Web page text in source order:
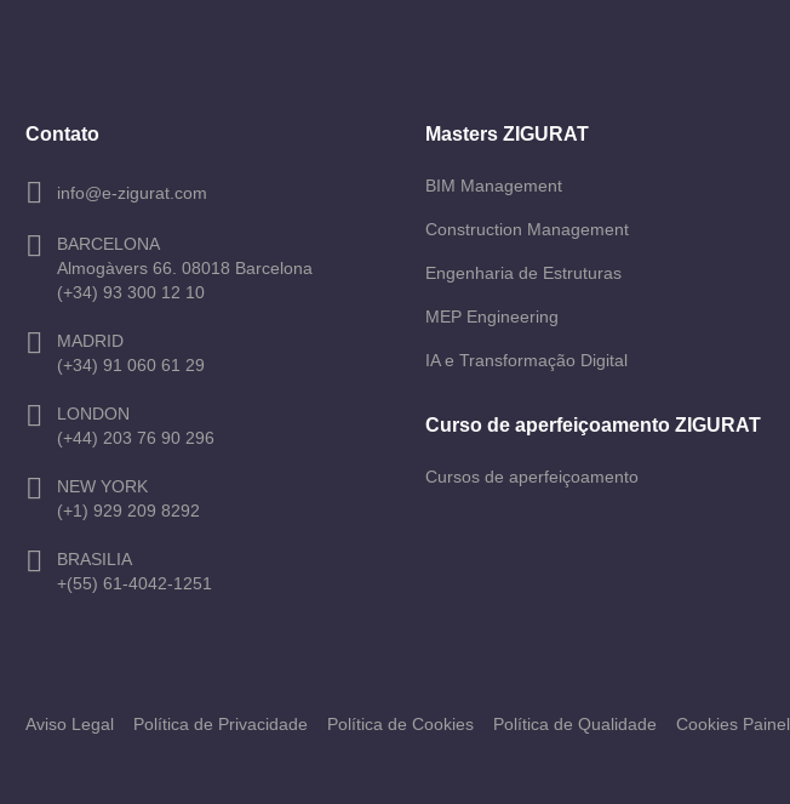
Contato
info@e-zigurat.com
BARCELONA
Almogàvers 66. 08018 Barcelona
(+34) 93 300 12 10
MADRID
(+34) 91 060 61 29
LONDON
(+44) 203 76 90 296
NEW YORK
(+1) 929 209 8292
BRASILIA
+(55) 61-4042-1251
Masters ZIGURAT
BIM Management
Construction Management
Engenharia de Estruturas
MEP Engineering
IA e Transformação Digital
Curso de aperfeiçoamento ZIGURAT
Cursos de aperfeiçoamento
Aviso Legal Política de Privacidade Política de Cookies Política de Qualidade Cookies Painel